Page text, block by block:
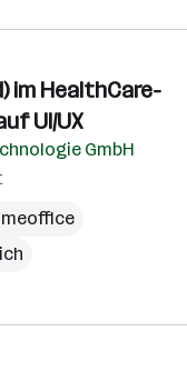
im HealthCare-
UI/UX
GmbH